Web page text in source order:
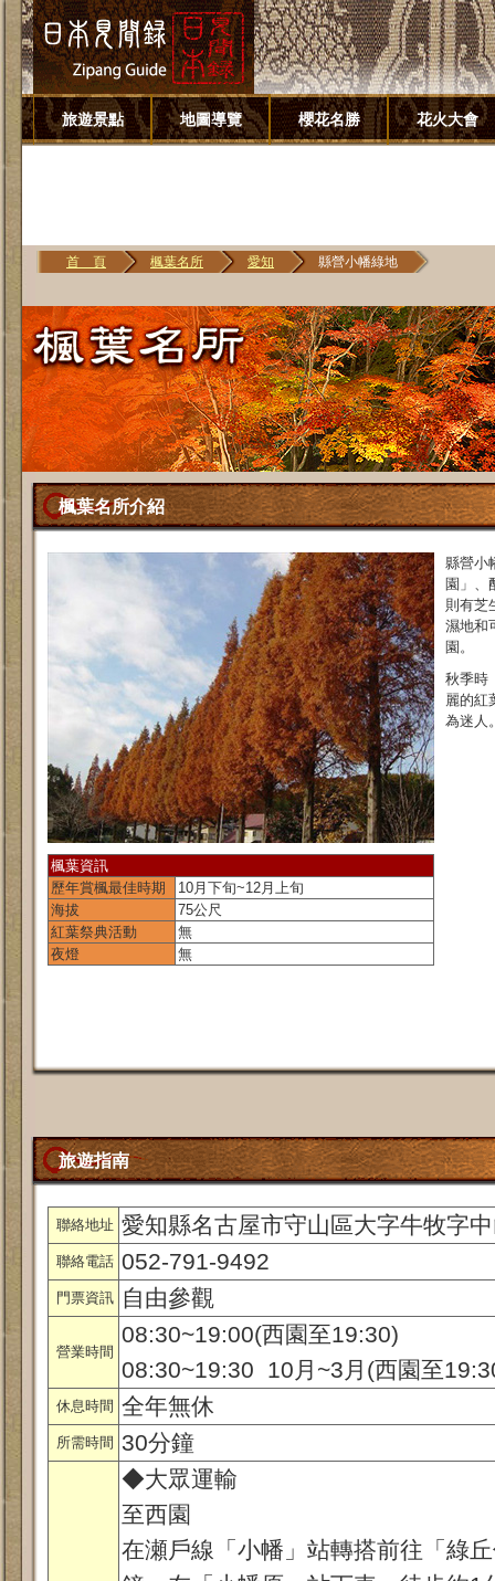
旅遊景點 地圖導覽 櫻花名勝 花火大會
首 頁 楓葉名所 愛知 縣營小幡綠地
楓葉名所介紹
縣營小
園」、
則有芝
濕地和
園。
秋季時
麗的紅
為迷人
楓葉資訊
歷年賞楓最佳時期
10月下旬~12月上旬
海拔
75公尺
紅葉祭典活動
無
夜燈
無
旅遊指南
聯絡地址 愛知縣名古屋市守山區大字牛牧字
聯絡電話 052-791-9492
門票資訊 自由參觀
營業時間
08:30~19:00(西園至19:30)
08:30~19:30 10月~3月(西園至
休息時間 全年無休
所需時間 30分鐘
◆大眾運輸
至西園
在瀬戶線「小幡」站轉搭前往「綠